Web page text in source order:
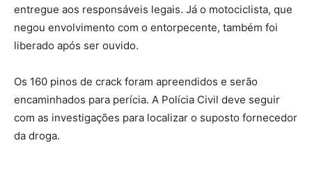
entregue aos responsáveis legais. Já o motociclista, que
negou envolvimento com o entorpecente, também foi
liberado após ser ouvido.
Os 160 pinos de crack foram apreendidos e serão
encaminhados para perícia. A Polícia Civil deve seguir
com as investigações para localizar o suposto fornecedor
da droga.